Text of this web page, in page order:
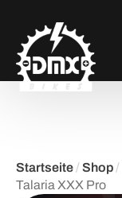
Startseite / Shop /
Talaria XXX Pro